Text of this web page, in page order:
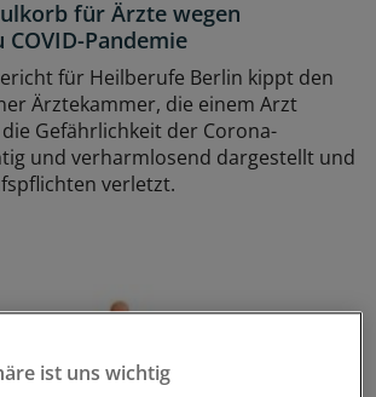
für Ärzte wegen
Pandemie
für Heilberufe Berlin kippt den
Ärztekammer, die einem Arzt
Gefährlichkeit der Corona-
und verharmlosend dargestellt und
verletzt.
ist uns wichtig